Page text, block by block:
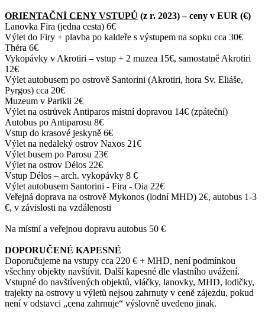
ORIENTAČNÍ CENY VSTUPŮ (z r. 2023) – ceny v EUR (€)
Lanovka Fira (jedna cesta) 6€
Výlet do Firy + plavba po kaldeře s výstupem na sopku cca 30€
Théra 6€
Vykopávky v Akrotiri – vstup + 2 muzea 15€, samostatně Akrotiri
12€
Výlet autobusem po ostrově Santorini (Akrotiri, hora Sv. Eliáše,
Pyrgos) cca 20€
Muzeum v Parikii 2€
Výlet na ostrůvek Antiparos místní dopravou 14€ (zpáteční)
Autobus po Antiparosu 8€
Vstup do krasové jeskyně 6€
Výlet na nedaleký ostrov Naxos 21€
Výlet busem po Parosu 23€
Výlet na ostrov Délos 22€
Vstup Délos – arch. vykopávky 8 €
Výlet autobusem Santorini - Fira - Oia 22€
Veřejná doprava na ostrově Mykonos (lodní MHD) 2€, autobus 1-3
€, v závislosti na vzdálenosti
Na místní a veřejnou dopravu autobus 50 €
DOPORUČENÉ KAPESNÉ
Doporučujeme na vstupy cca 220 € + MHD, není podmínkou
všechny objekty navštívit. Další kapesné dle vlastního uvážení.
Vstupné do navštívených objektů, vláčky, lanovky, MHD, lodičky,
trajekty na ostrovy u výletů nejsou zahrnuty v ceně zájezdu, pokud
není v odstavci „cena zahrnuje“ výslovně uvedeno jinak.